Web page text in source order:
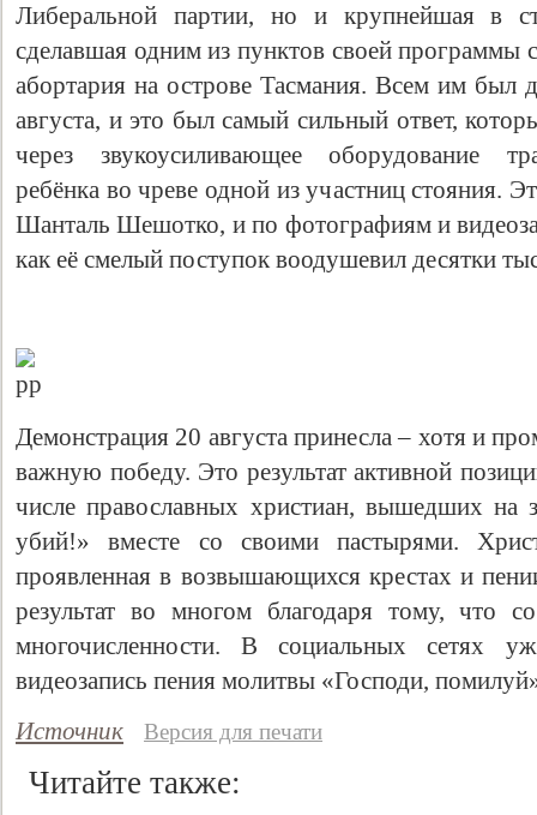
Либеральной партии, но и крупнейшая в
сделавшая одним из пунктов своей программы
абортария на острове Тасмания. Всем им был
августа, и это был самый сильный ответ,
через звукоусиливающее оборудование
ребёнка во чреве одной из участниц стояния.
Шанталь Шешотко, и по фотографиям и
как её смелый поступок воодушевил десятки
Демонстрация 20 августа принесла – хотя и
важную победу. Это результат активной
числе православных христиан, вышедших на
убий!» вместе со своими пастырями.
проявленная в возвышающихся крестах и
результат во многом благодаря тому, что
многочисленности. В социальных сетях
видеозапись пения молитвы «Господи,
Источник
Версия для печати
Читайте также: